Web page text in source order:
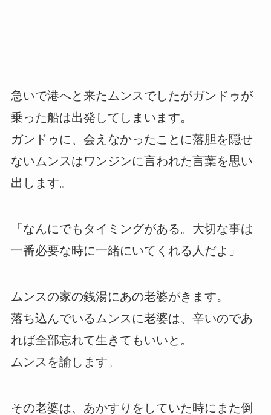
急いで港へと来たムンスでしたがガンドゥが
乗った船は出発してしまいます。
ガンドゥに、会えなかったことに落胆を隠せ
ないムンスはワンジンに言われた言葉を思い
出します。
「なんにでもタイミングがある。大切な事は
一番必要な時に一緒にいてくれる人だよ」
ムンスの家の銭湯にあの老婆がきます。
落ち込んでいるムンスに老婆は、辛いのであ
れば全部忘れて生きてもいいと。
ムンスを諭します。
その老婆は、あかすりをしていた時にまた倒